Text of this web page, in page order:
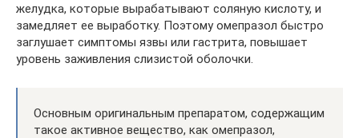
желудка, которые вырабатывают соляную кислоту, и
замедляет ее выработку. Поэтому омепразол быстро
заглушает симптомы язвы или гастрита, повышает
уровень заживления слизистой оболочки.
Основным оригинальным препаратом, содержащим
такое активное вещество, как омепразол,